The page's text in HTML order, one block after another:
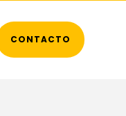
CONTACTO